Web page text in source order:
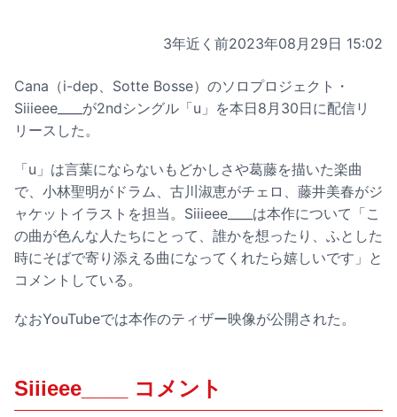
3年近く前2023年08月29日 15:02
Cana（i-dep、Sotte Bosse）のソロプロジェクト・
Siiieee____が2ndシングル「u」を本日8月30日に配信リ
リースした。
「u」は言葉にならないもどかしさや葛藤を描いた楽曲
で、小林聖明がドラム、古川淑恵がチェロ、藤井美春がジ
ャケットイラストを担当。Siiieee____は本作について「こ
の曲が色んな人たちにとって、誰かを想ったり、ふとした
時にそばで寄り添える曲になってくれたら嬉しいです」と
コメントしている。
なおYouTubeでは本作のティザー映像が公開された。
Siiieee____ コメント